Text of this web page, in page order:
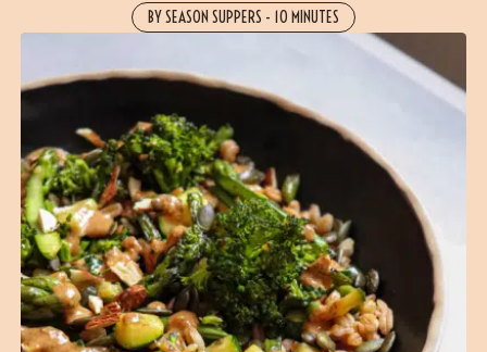
BY SEASON SUPPERS - 10 MINUTES